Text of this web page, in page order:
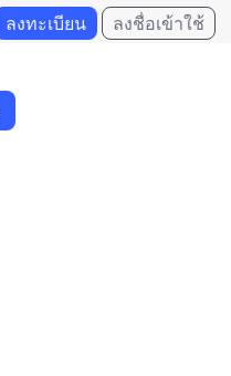
ลงทะเบียน ลงชื่อเข้าใช้